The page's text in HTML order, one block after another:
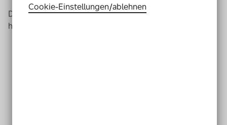
Damit sie das raus finden können,
helfen ihnen die
Cookie-Einstellungen­/­ablehnen